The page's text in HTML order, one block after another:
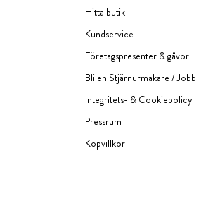
Hitta butik
Kundservice
Företagspresenter & gåvor
Bli en Stjärnurmakare / Jobb
Integritets- & Cookiepolicy
Pressrum
Köpvillkor